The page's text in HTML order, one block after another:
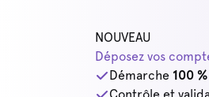
NOUVEAU
Déposez vos
Démarche 100